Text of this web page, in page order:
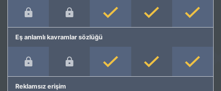
Eş anlamlı kavramlar sözlüğü
Reklamsız erişim